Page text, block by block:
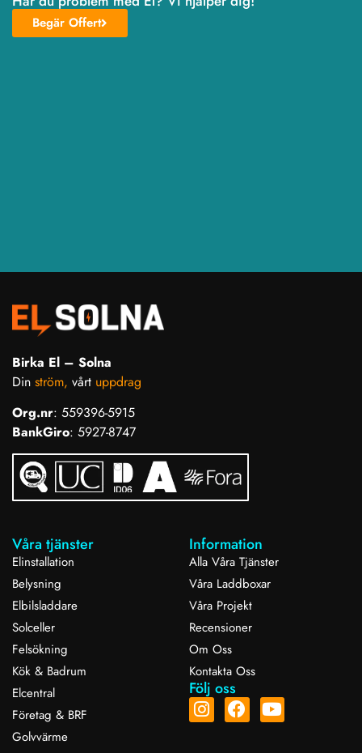
Begär Offert
Birka El – Solna
Din ström, vårt uppdrag
Org.nr: 559396-5915
BankGiro: 5927-8747
Våra tjänster
Elinstallation
Belysning
Elbilsladdare
Solceller
Felsökning
Kök & Badrum
Elcentral
Företag & BRF
Golvvärme
Information
Alla Våra Tjänster
Våra Laddboxar
Våra Projekt
Recensioner
Om Oss
Kontakta Oss
Följ oss